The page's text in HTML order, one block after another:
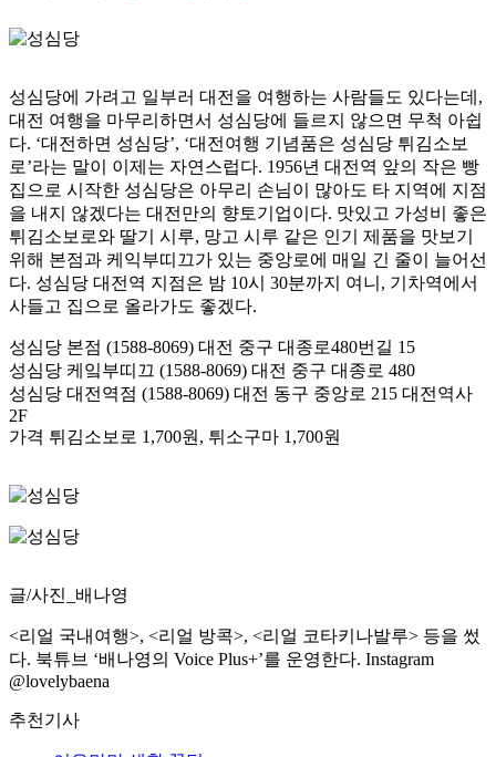
성심당에 가려고 일부러 대전을 여행하는 사람들도 있다는데,
대전 여행을 마무리하면서 성심당에 들르지 않으면 무척 아쉽
다. ‘대전하면 성심당’, ‘대전여행 기념품은 성심당 튀김소보
로’라는 말이 이제는 자연스럽다. 1956년 대전역 앞의 작은 빵
집으로 시작한 성심당은 아무리 손님이 많아도 타 지역에 지점
을 내지 않겠다는 대전만의 향토기업이다. 맛있고 가성비 좋은
튀김소보로와 딸기 시루, 망고 시루 같은 인기 제품을 맛보기
위해 본점과 케익부띠끄가 있는 중앙로에 매일 긴 줄이 늘어선
다. 성심당 대전역 지점은 밤 10시 30분까지 여니, 기차역에서
사들고 집으로 올라가도 좋겠다.
성심당 본점 (1588-8069) 대전 중구 대종로480번길 15
성심당 케잌부띠끄 (1588-8069) 대전 중구 대종로 480
성심당 대전역점 (1588-8069) 대전 동구 중앙로 215 대전역사
2F
가격 튀김소보로 1,700원, 튀소구마 1,700원
글/사진_배나영
<리얼 국내여행>, <리얼 방콕>, <리얼 코타키나발루> 등을 썼
다. 북튜브 ‘배나영의 Voice Plus+’를 운영한다. Instagram
@lovelybaena
추천기사